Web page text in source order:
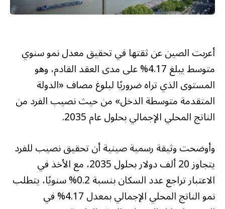
أعربت الصين عن ثقتها في تحقيق معدل نمو سنوي
متوسط يبلغ 4.17% على مدى العقد القادم، وهو
المستوى الذي تراه ضروريًا لبلوغ مصاف «الدولة
المتقدمة متوسطة الدخل» من حيث نصيب الفرد من
الناتج المحلي الإجمالي بحلول عام 2035.
وأوضحت وثيقة رسمية صينية أن تحقيق نصيب للفرد
يتجاوز 20 ألف دولار بحلول 2035، مع الأخذ في
الاعتبار تراجع عدد السكان بنسبة 0.2% سنويًا، يتطلب
نمو الناتج المحلي الإجمالي بمعدل 4.17% في